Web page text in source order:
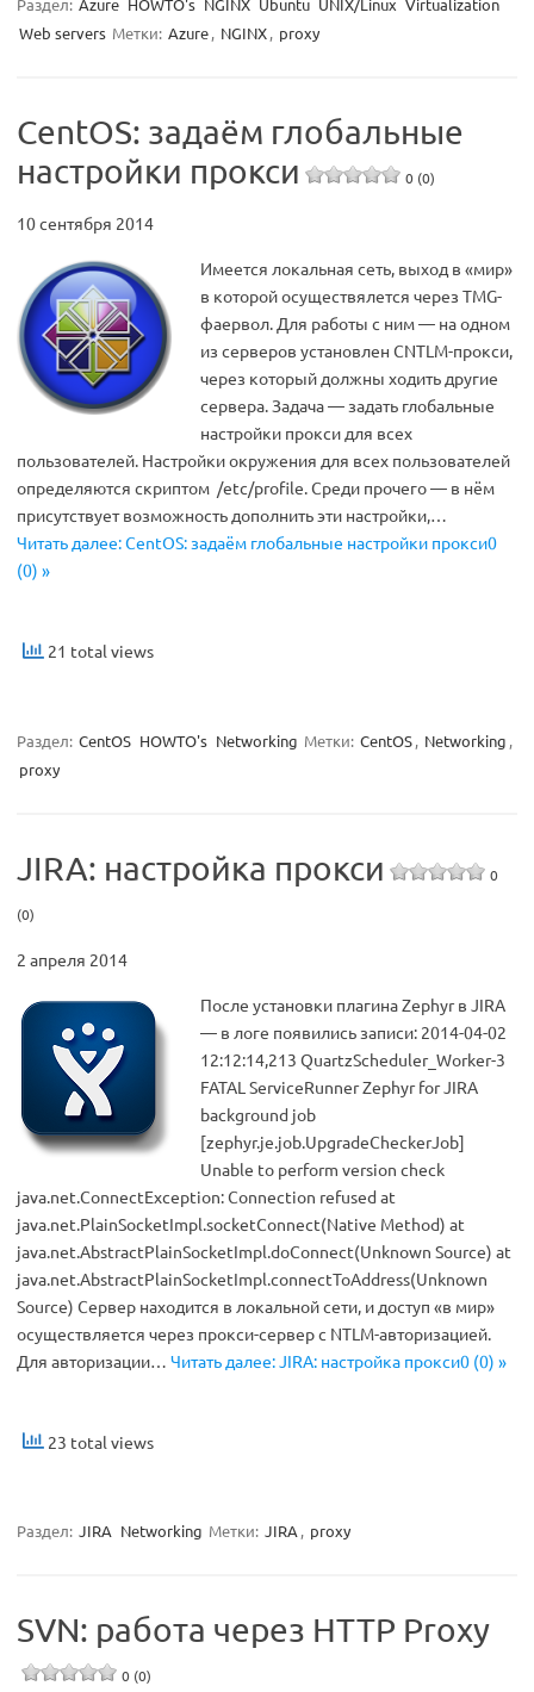
Раздел: Azure HOWTO's NGINX Ubuntu UNIX/Linux Virtualization
Web servers Метки: Azure, NGINX, proxy
CentOS: задаём глобальные
настройки прокси
0 (0)
10 сентября 2014
Имеется локальная сеть, выход в «мир»
в которой осуществялется через TMG-
фаервол. Для работы с ним — на одном
из серверов установлен CNTLM-прокси,
через который должны ходить другие
сервера. Задача — задать глобальные
настройки прокси для всех
пользователей. Настройки окружения для всех пользователей
определяются скриптом /etc/profile. Среди прочего — в нём
присутствует возможность дополнить эти настройки,…
Читать далее: CentOS: задаём глобальные настройки прокси0
(0) »
21 total views
Раздел: CentOS HOWTO's Networking Метки: CentOS, Networking ,
proxy
JIRA: настройка прокси 0
(0)
2 апреля 2014
После установки плагина Zephyr в JIRA
— в логе появились записи: 2014-04-02
12:12:14,213 QuartzScheduler_Worker-3
FATAL ServiceRunner Zephyr for JIRA
background job
[zephyr.je.job.UpgradeCheckerJob]
Unable to perform version check
java.net.ConnectException: Connection refused at
java.net.PlainSocketImpl.socketConnect(Native Method) at
java.net.AbstractPlainSocketImpl.doConnect(Unknown Source) at
java.net.AbstractPlainSocketImpl.connectToAddress(Unknown
Source) Сервер находится в локальной сети, и доступ «в мир»
осуществляется через прокси-сервер с NTLM-авторизацией.
Для авторизации… Читать далее: JIRA: настройка прокси0 (0) »
23 total views
Раздел: JIRA Networking Метки: JIRA , proxy
SVN: работа через HTTP Proxy
0 (0)